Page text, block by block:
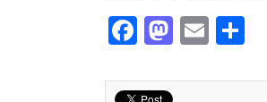
Facebook
Email